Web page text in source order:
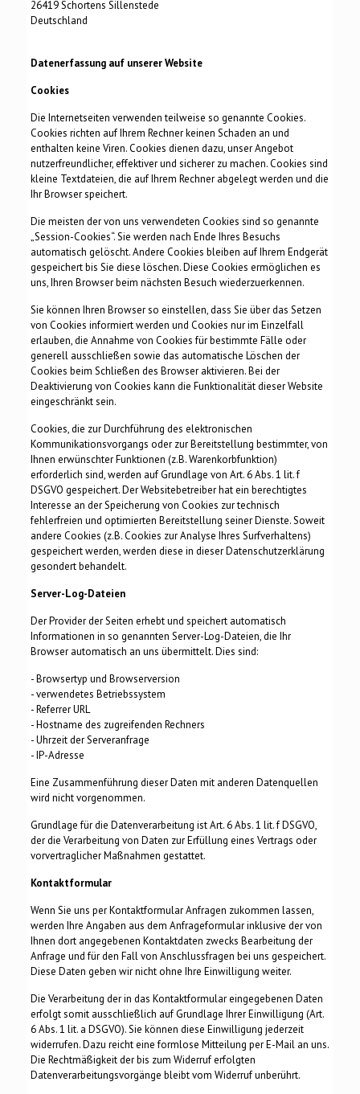
26419 Schortens Sillenstede
Deutschland
Datenerfassung auf unserer Website
Cookies
Die Internetseiten verwenden teilweise so genannte Cookies.
Cookies richten auf Ihrem Rechner keinen Schaden an und
enthalten keine Viren. Cookies dienen dazu, unser Angebot
nutzerfreundlicher, effektiver und sicherer zu machen. Cookies sind
kleine Textdateien, die auf Ihrem Rechner abgelegt werden und die
Ihr Browser speichert.
Die meisten der von uns verwendeten Cookies sind so genannte
„Session-Cookies“. Sie werden nach Ende Ihres Besuchs
automatisch gelöscht. Andere Cookies bleiben auf Ihrem Endgerät
gespeichert bis Sie diese löschen. Diese Cookies ermöglichen es
uns, Ihren Browser beim nächsten Besuch wiederzuerkennen.
Sie können Ihren Browser so einstellen, dass Sie über das Setzen
von Cookies informiert werden und Cookies nur im Einzelfall
erlauben, die Annahme von Cookies für bestimmte Fälle oder
generell ausschließen sowie das automatische Löschen der
Cookies beim Schließen des Browser aktivieren. Bei der
Deaktivierung von Cookies kann die Funktionalität dieser Website
eingeschränkt sein.
Cookies, die zur Durchführung des elektronischen
Kommunikationsvorgangs oder zur Bereitstellung bestimmter, von
Ihnen erwünschter Funktionen (z.B. Warenkorbfunktion)
erforderlich sind, werden auf Grundlage von Art. 6 Abs. 1 lit. f
DSGVO gespeichert. Der Websitebetreiber hat ein berechtigtes
Interesse an der Speicherung von Cookies zur technisch
fehlerfreien und optimierten Bereitstellung seiner Dienste. Soweit
andere Cookies (z.B. Cookies zur Analyse Ihres Surfverhaltens)
gespeichert werden, werden diese in dieser Datenschutzerklärung
gesondert behandelt.
Server-Log-Dateien
Der Provider der Seiten erhebt und speichert automatisch
Informationen in so genannten Server-Log-Dateien, die Ihr
Browser automatisch an uns übermittelt. Dies sind:
- Browsertyp und Browserversion
- verwendetes Betriebssystem
- Referrer URL
- Hostname des zugreifenden Rechners
- Uhrzeit der Serveranfrage
- IP-Adresse
Eine Zusammenführung dieser Daten mit anderen Datenquellen
wird nicht vorgenommen.
Grundlage für die Datenverarbeitung ist Art. 6 Abs. 1 lit. f DSGVO,
der die Verarbeitung von Daten zur Erfüllung eines Vertrags oder
vorvertraglicher Maßnahmen gestattet.
Kontaktformular
Wenn Sie uns per Kontaktformular Anfragen zukommen lassen,
werden Ihre Angaben aus dem Anfrageformular inklusive der von
Ihnen dort angegebenen Kontaktdaten zwecks Bearbeitung der
Anfrage und für den Fall von Anschlussfragen bei uns gespeichert.
Diese Daten geben wir nicht ohne Ihre Einwilligung weiter.
Die Verarbeitung der in das Kontaktformular eingegebenen Daten
erfolgt somit ausschließlich auf Grundlage Ihrer Einwilligung (Art.
6 Abs. 1 lit. a DSGVO). Sie können diese Einwilligung jederzeit
widerrufen. Dazu reicht eine formlose Mitteilung per E-Mail an uns.
Die Rechtmäßigkeit der bis zum Widerruf erfolgten
Datenverarbeitungsvorgänge bleibt vom Widerruf unberührt.